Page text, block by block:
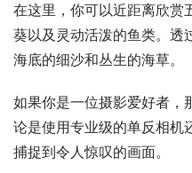
在这里，你可以近距离欣赏
葵以及灵动活泼的鱼类。透
海底的细沙和丛生的海草。
如果你是一位摄影爱好者，
论是使用专业级的单反相机
捕捉到令人惊叹的画面。